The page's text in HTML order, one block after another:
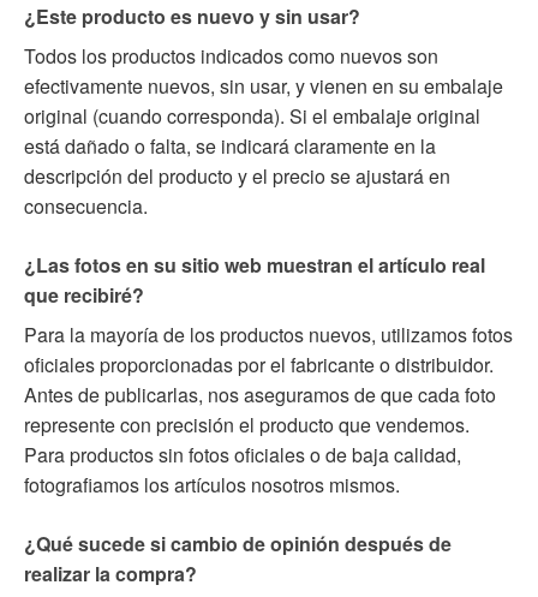
¿Este producto es nuevo y sin usar?
Todos los productos indicados como nuevos son
efectivamente nuevos, sin usar, y vienen en su embalaje
original (cuando corresponda). Si el embalaje original
está dañado o falta, se indicará claramente en la
descripción del producto y el precio se ajustará en
consecuencia.
¿Las fotos en su sitio web muestran el artículo real
que recibiré?
Para la mayoría de los productos nuevos, utilizamos fotos
oficiales proporcionadas por el fabricante o distribuidor.
Antes de publicarlas, nos aseguramos de que cada foto
represente con precisión el producto que vendemos.
Para productos sin fotos oficiales o de baja calidad,
fotografiamos los artículos nosotros mismos.
¿Qué sucede si cambio de opinión después de
realizar la compra?